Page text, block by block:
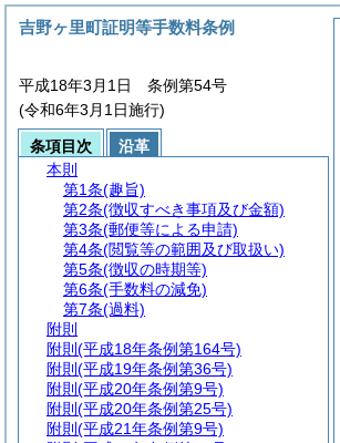
吉野ヶ里町証明等手数料条例
平成18年3月1日 条例第54号
(令和6年3月1日施行)
条項目次
沿革
本則
第1条(趣旨)
第2条(徴収すべき事項及び金額)
第3条(郵便等による申請)
第4条(閲覧等の範囲及び取扱い)
第5条(徴収の時期等)
第6条(手数料の減免)
第7条(過料)
附則
附則 (平成18年条例第164号)
附則 (平成19年条例第36号)
附則 (平成20年条例第9号)
附則 (平成20年条例第25号)
附則 (平成21年条例第9号)